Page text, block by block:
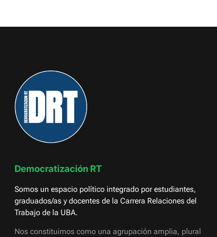
Democratización RT
Somos un espacio político integrado por estudiantes,
graduados/as y docentes de la Carrera Relaciones del
Trabajo de la UBA.
Nos constituimos como una agrupación amplia, plural